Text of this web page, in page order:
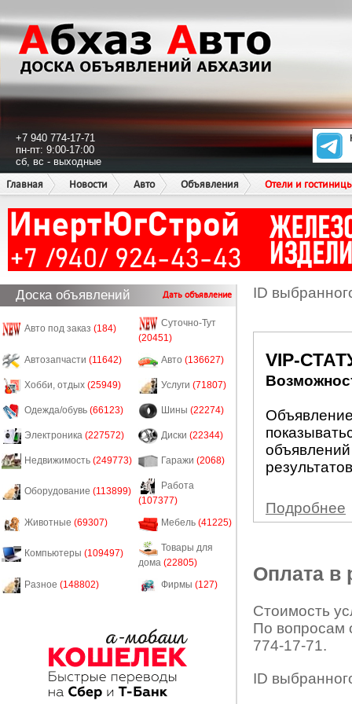
+7 940 774-17-71
пн-пт: 9:00-17:00
сб, вс - выходные
Главная
Новости Авто Объявления Отели и
Доска объявлений Дать объявление
Авто под заказ (184)
Суточно-Тут
(20451)
Автозапчасти (11642) Авто (136627)
Хобби, отдых (25949) Услуги (71807)
Одежда/обувь (66123) Шины (22274)
Электроника (227572) Диски (22344)
Недвижимость (249773) Гаражи (2068)
Оборудование (113899)
Работа
(107377)
Животные (69307) Мебель (41225)
Компьютеры (109497)
Товары для
дома (22805)
Разное (148802) Фирмы (127)
ID
VIP-
Подробнее
Оплата в
Стоимость
По вопросам
774-17-71.
ID